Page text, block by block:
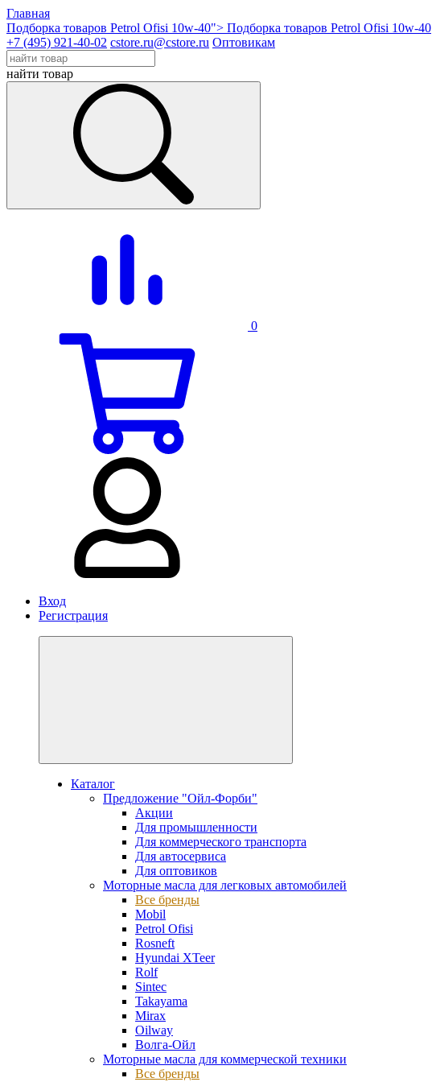
Главная
Подборка товаров Petrol Ofisi 10w-40"> Подборка товаров Petrol Ofisi 10w-40
+7 (495) 921-40-02 cstore.ru@cstore.ru Оптовикам
найти товар
0
Вход
Регистрация
Каталог
Предложение "Ойл-Форби"
Акции
Для промышленности
Для коммерческого транспорта
Для автосервиса
Для оптовиков
Моторные масла для легковых автомобилей
Все бренды
Mobil
Petrol Ofisi
Rosneft
Hyundai XTeer
Rolf
Sintec
Takayama
Mirax
Oilway
Волга-Ойл
Моторные масла для коммерческой техники
Все бренды